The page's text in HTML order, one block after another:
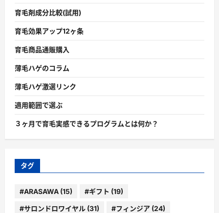
育毛剤成分比較(試用)
育毛効果アップ12ヶ条
育毛商品通販購入
薄毛ハゲのコラム
薄毛ハゲ激選リンク
適用範囲で選ぶ
３ヶ月で育毛実感できるプログラムとは何か？
タグ
#ARASAWA (15) #ギフト (19)
#サロンドロワイヤル (31) #フィンジア (24)